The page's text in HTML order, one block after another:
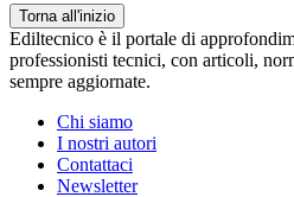
Torna all'inizio
Ediltecnico è il portale di
professionisti tecnici, con articoli,
sempre aggiornate.
Chi siamo
I nostri autori
Contattaci
Newsletter